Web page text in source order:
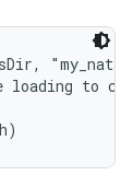
to